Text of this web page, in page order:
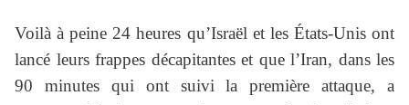
Voilà à peine 24 heures qu’Israël et les États-Unis ont
lancé leurs frappes décapitantes et que l’Iran, dans les
90 minutes qui ont suivi la première attaque, a